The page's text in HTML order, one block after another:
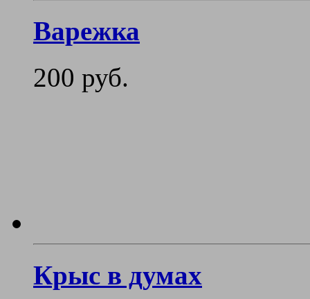
Варежка
200 руб.
Крыс в думах